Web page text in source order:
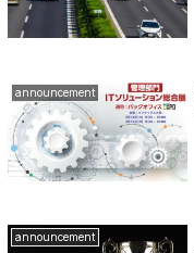
announcement
announcement